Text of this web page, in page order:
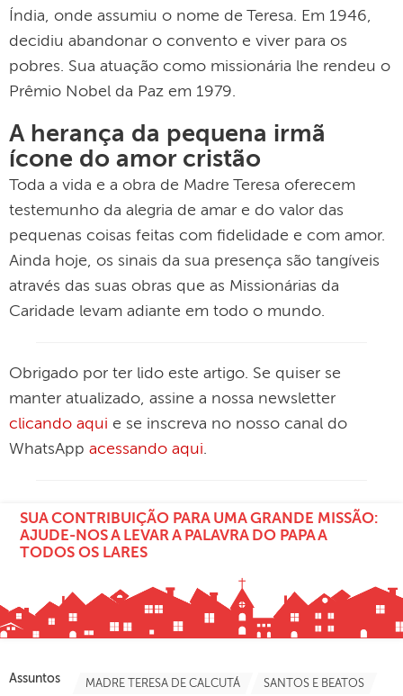
Índia, onde assumiu o nome de Teresa. Em 1946,
decidiu abandonar o convento e viver para os
pobres. Sua atuação como missionária lhe rendeu o
Prêmio Nobel da Paz em 1979.
A herança da pequena irmã
ícone do amor cristão
Toda a vida e a obra de Madre Teresa oferecem
testemunho da alegria de amar e do valor das
pequenas coisas feitas com fidelidade e com amor.
Ainda hoje, os sinais da sua presença são tangíveis
através das suas obras que as Missionárias da
Caridade levam adiante em todo o mundo.
Obrigado por ter lido este artigo. Se quiser se
manter atualizado, assine a nossa newsletter
clicando aqui e se inscreva no nosso canal do
WhatsApp acessando aqui.
SUA CONTRIBUIÇÃO PARA UMA GRANDE MISSÃO:
AJUDE-NOS A LEVAR A PALAVRA DO PAPA A
TODOS OS LARES
Assuntos MADRE TERESA DE CALCUTÁ SANTOS E BEATOS